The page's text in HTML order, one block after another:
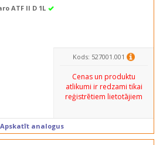
ATF II D 1L
Kods: 527001.001
Cenas un produktu
atlikumi ir redzami tikai
reģistrētiem lietotājiem
Apskatīt analogus